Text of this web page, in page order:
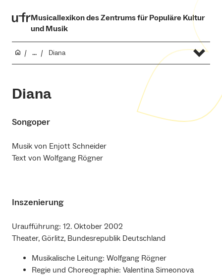
Musicallexikon des Zentrums für Populäre Kultur
und Musik
... Diana
Diana
Songoper
Musik von Enjott Schneider
Text von Wolfgang Rögner
Inszenierung
Uraufführung: 12. Oktober 2002
Theater, Görlitz, Bundesrepublik Deutschland
Musikalische Leitung: Wolfgang Rögner
Regie und Choreographie: Valentina Simeonova